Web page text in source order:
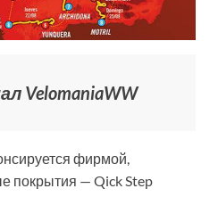
VelomaniaWW
фирмой,
покрытия — Qick Step